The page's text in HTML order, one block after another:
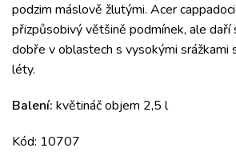
podzim máslově žlutými. Acer
přizpůsobivý většině podmínek, ale daří
dobře v oblastech s vysokými srážkami
léty.
Balení: květináč objem 2,5 l
Kód: 10707